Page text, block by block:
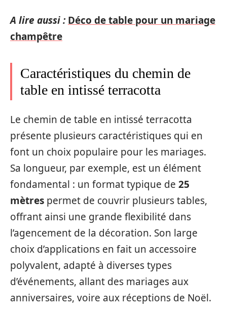
A lire aussi : Déco de table pour un mariage
champêtre
Caractéristiques du chemin de
table en intissé terracotta
Le chemin de table en intissé terracotta
présente plusieurs caractéristiques qui en
font un choix populaire pour les mariages.
Sa longueur, par exemple, est un élément
fondamental : un format typique de 25
mètres permet de couvrir plusieurs tables,
offrant ainsi une grande flexibilité dans
l’agencement de la décoration. Son large
choix d’applications en fait un accessoire
polyvalent, adapté à diverses types
d’événements, allant des mariages aux
anniversaires, voire aux réceptions de Noël.